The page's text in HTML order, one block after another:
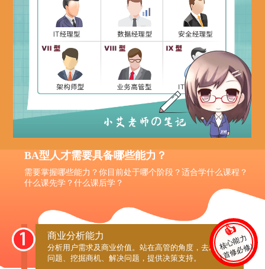
BA型人才需要具备哪些能力？
需要掌握哪些能力？你目前处于哪个阶段？适合学什么课程？
什么课先学？什么课后学？
商业分析能力
分析用户需求及商业价值。站在高管的角度，去发现
问题、挖掘商机、解决问题，提供决策支持。
👍
核心能力
（首修必修）